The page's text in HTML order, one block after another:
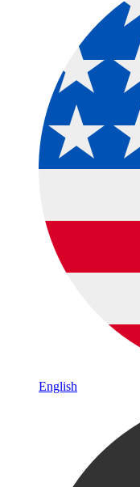
English